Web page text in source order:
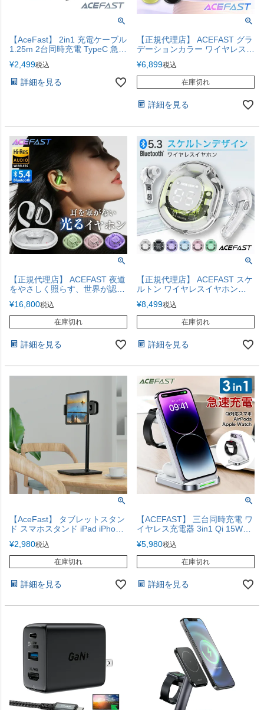
【AceFast】 2in1 充電ケーブル
1.25m 2台同時充電 TypeC 急速
プC データ転送 高速充電
¥2,499税込
詳細を見る
【正規代理店】 ACEFAST グラ
デーションカラー ワイヤレスイ
¥6,899税込
在庫切れ
詳細を見る
【正規代理店】 ACEFAST 夜道
をやさしく照らす、世界が認め
¥16,800税込
在庫切れ
詳細を見る
【正規代理店】 ACEFAST スケ
ルトン ワイヤレスイヤホン
ン 【透明のワイヤレスイヤホ
ン】
¥8,499税込
在庫切れ
詳細を見る
【AceFast】 タブレットスタン
ド スマホスタンド iPad iPhone
¥2,980税込
在庫切れ
詳細を見る
【ACEFAST】 三台同時充電 ワ
イヤレス充電器 3in1 Qi 15W
¥5,980税込
在庫切れ
詳細を見る